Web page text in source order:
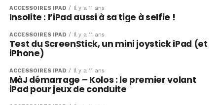
ACCESSOIRES IPAD Il y a 11 ans
Insolite : l’iPad aussi à sa tige à selfie !
ACCESSOIRES IPAD Il y a 11 ans
Test du ScreenStick, un mini joystick iPad (et
iPhone)
ACCESSOIRES IPAD Il y a 11 ans
MàJ démarrage – Kolos : le premier volant
iPad pour jeux de conduite